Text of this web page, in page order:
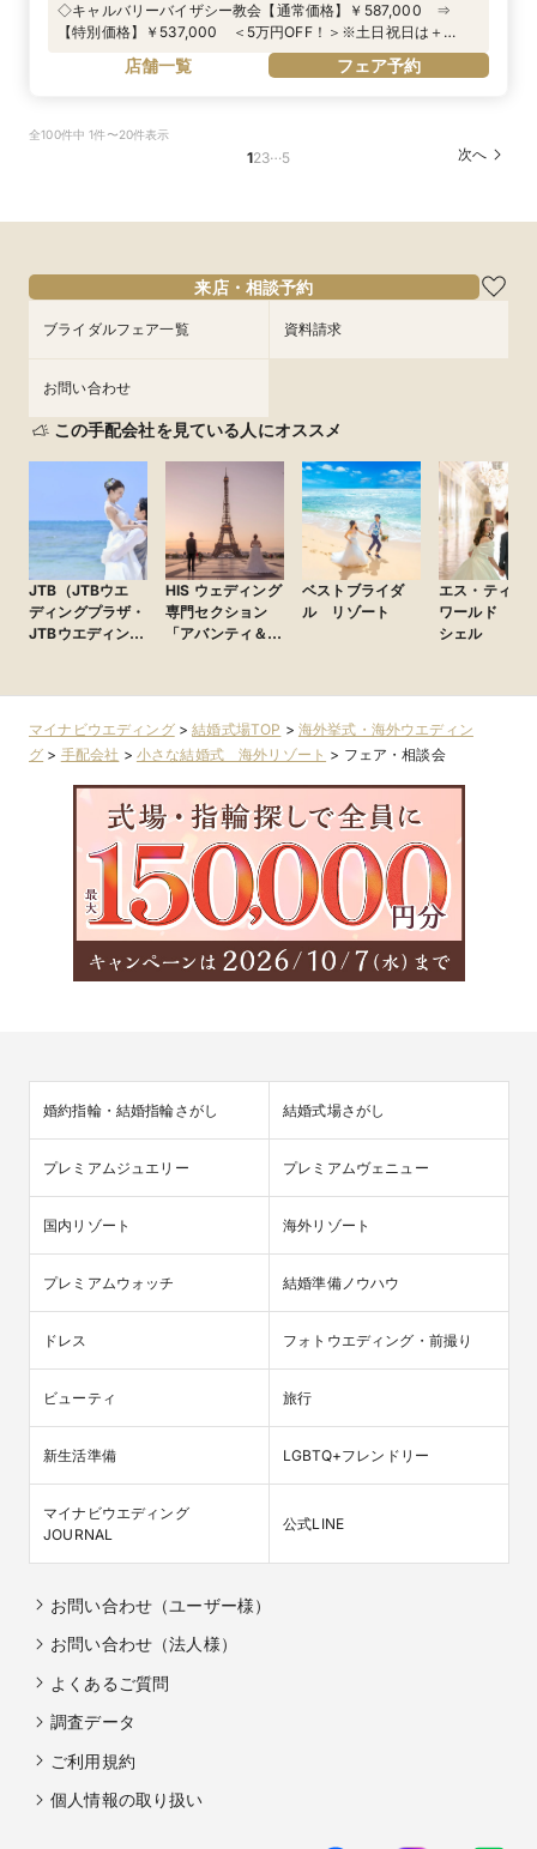
◇キャルバリーバイザシー教会【通常価格】￥587,000 ⇒
【特別価格】￥537,000 ＜5万円OFF！＞※土日祝日は＋
￥30,000円（不課税）◇ラニレアチャペル【通常価格】
￥497,000 ⇒ 【特別価格】￥447,000 ＜5万円OFF！＞※
店舗一覧 フェア予約
全100件中 1件〜20件表示
123…5 次へ
来店・相談予約
ブライダルフェア一覧 資料請求
お問い合わせ
この手配会社を見ている人にオススメ
JTB（JTBウエ
ディングプラザ・
JTBウエディング
HIS ウェディング
専門セクション
「アバンティ＆オ
ベストブライダ
ル リゾート
エス・ティー
ワールド ム
シェル
マイナビウエディング>結婚式場TOP > 海外挙式・海外ウエディン
グ > 手配会社 > 小さな結婚式 海外リゾート > フェア・相談会
婚約指輪・結婚指輪さがし 結婚式場さがし
プレミアムジュエリー プレミアムヴェニュー
国内リゾート 海外リゾート
プレミアムウォッチ 結婚準備ノウハウ
ドレス フォトウエディング・前撮り
ビューティ 旅行
新生活準備 LGBTQ+フレンドリー
マイナビウエディング
JOURNAL
公式LINE
お問い合わせ（ユーザー様）
お問い合わせ（法人様）
よくあるご質問
調査データ
ご利用規約
個人情報の取り扱い